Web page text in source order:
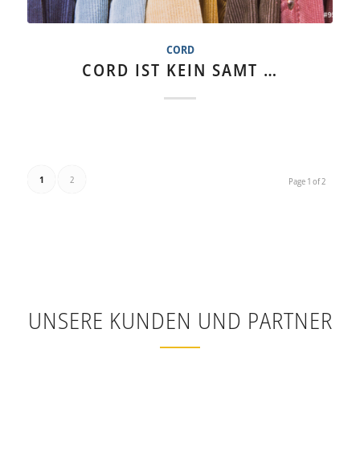
CORD
CORD IST KEIN SAMT …
Page 1 of 2
1 2
UNSERE KUNDEN UND PARTNER